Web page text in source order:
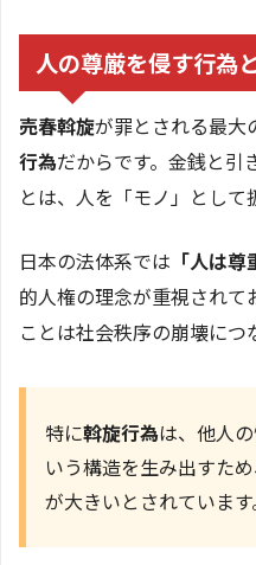
人の尊厳を侵す行為
売春斡旋が罪とされる最大
行為だからです。金銭と引
とは、人を「モノ」として
日本の法体系では 「人は
的人権の理念が重視され
ことは社会秩序の崩壊につ
特に斡旋行為は、他人
いう構造を生み出すた
が大きいとされています